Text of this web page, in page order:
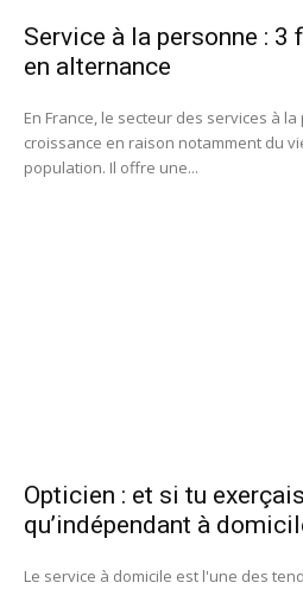
Service à la personne :
en alternance
En France, le secteur des services à
croissance en raison notamment du
population. Il offre une...
Opticien : et si tu
qu’indépendant à
Le service à domicile est l'une des